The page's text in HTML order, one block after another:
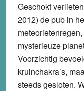
Geschokt
2012) de pub in
mysterieuze
Voorzichtig
kruinchakra’s,
steeds gesloten.